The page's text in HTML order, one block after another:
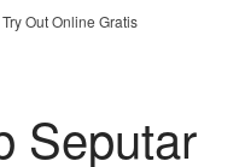
Try Out Online Gratis
Seputar